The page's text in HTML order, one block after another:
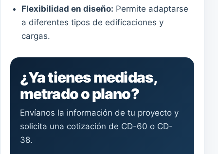
Flexibilidad en diseño: Permite adaptarse
a diferentes tipos de edificaciones y
cargas.
¿Ya tienes medidas,
metrado o plano?
Envíanos la información de tu proyecto y
solicita una cotización de CD-60 o CD-
38.